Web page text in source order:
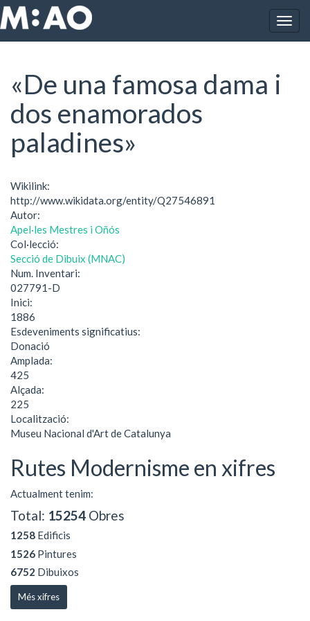
Vés al contingut
Inici «De una famosa dama i dos enamorados paladines»
«De una famosa dama i
dos enamorados
paladines»
Wikilink:
http://www.wikidata.org/entity/Q27546891
Autor:
Apel·les Mestres i Oñós
Col·lecció:
Secció de Dibuix (MNAC)
Num. Inventari:
027791-D
Inici:
1886
Esdeveniments significatius:
Donació
Amplada:
425
Alçada:
225
Localització:
Museu Nacional d'Art de Catalunya
Rutes Modernisme en xifres
Actualment tenim:
Total: 15254 Obres
1258 Edificis
1526 Pintures
6752 Dibuixos
Més xifres